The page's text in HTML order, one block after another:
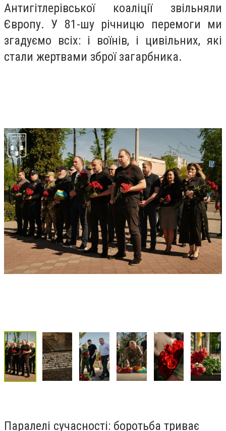
Антигітлерівської коаліції звільняли
Європу. У 81-шу річницю перемоги ми
згадуємо всіх: і воїнів, і цивільних, які
стали жертвами зброї загарбника.
Паралелі сучасності: боротьба триває